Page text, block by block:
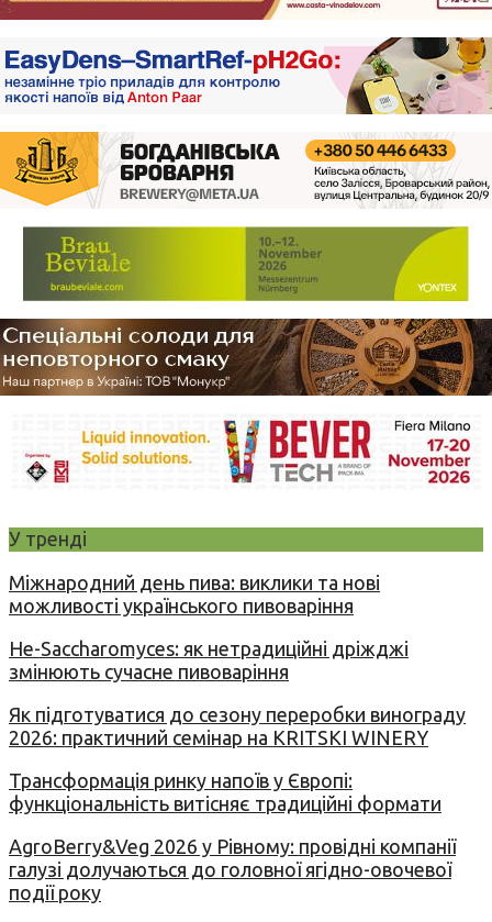
У тренді
Міжнародний день пива: виклики та нові
можливості українського пивоваріння
Не-Saccharomyces: як нетрадиційні дріжджі
змінюють сучасне пивоваріння
Як підготуватися до сезону переробки винограду
2026: практичний семінар на KRITSKI WINERY
Трансформація ринку напоїв у Європі:
функціональність витісняє традиційні формати
AgroBerry&Veg 2026 у Рівному: провідні компанії
галузі долучаються до головної ягідно-овочевої
події року